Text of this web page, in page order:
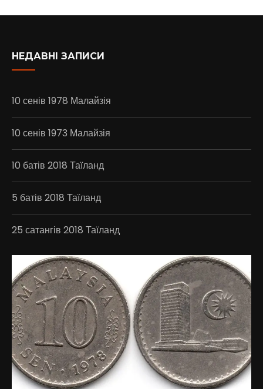
НЕДАВНІ ЗАПИСИ
10 сенів 1978 Малайзія
10 сенів 1973 Малайзія
10 батів 2018 Таїланд
5 батів 2018 Таїланд
25 сатангів 2018 Таїланд